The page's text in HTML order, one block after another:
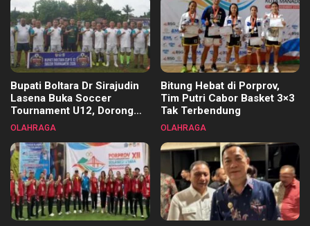
Bupati Boltara Dr Sirajudin
Lasena Buka Soccer
Tournament U12, Dorong
Pembinaan Merata di Setiap
OLAHRAGA
Bitung Hebat di Porprov,
Tim Putri Cabor Basket 3×3
Tak Terbendung
OLAHRAGA